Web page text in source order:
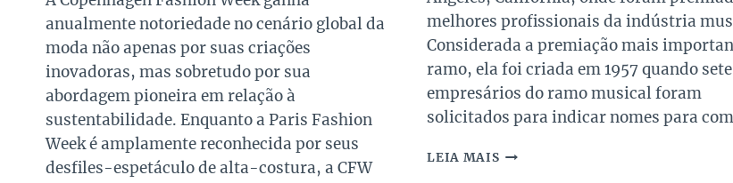
anualmente notoriedade no cenário global da
moda não apenas por suas criações
inovadoras, mas sobretudo por sua
abordagem pioneira em relação à
sustentabilidade. Enquanto a Paris Fashion
Week é amplamente reconhecida por seus
desfiles-espetáculo de alta-costura, a CFW
melhores profissionais da indústria
Considerada a premiação mais
ramo, ela foi criada em 1957 quando sete
empresários do ramo musical foram
solicitados para indicar nomes para
LEIA MAIS OS